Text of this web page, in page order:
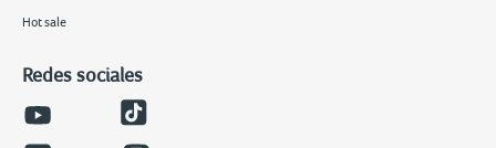
Hot sale
Redes sociales